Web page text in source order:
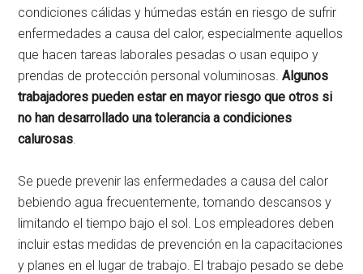
condiciones cálidas y húmedas están en riesgo de sufrir
enfermedades a causa del calor, especialmente aquellos
que hacen tareas laborales pesadas o usan equipo y
prendas de protección personal voluminosas.Algunos
trabajadores pueden estar en mayor riesgo que otros si
no han desarrollado una tolerancia a condiciones
calurosas.
Se puede prevenir las enfermedades a causa del calor
bebiendo agua frecuentemente, tomando descansos y
limitando el tiempo bajo el sol. Los empleadores deben
incluir estas medidas de prevención en la capacitaciones
y planes en el lugar de trabajo. El trabajo pesado se debe